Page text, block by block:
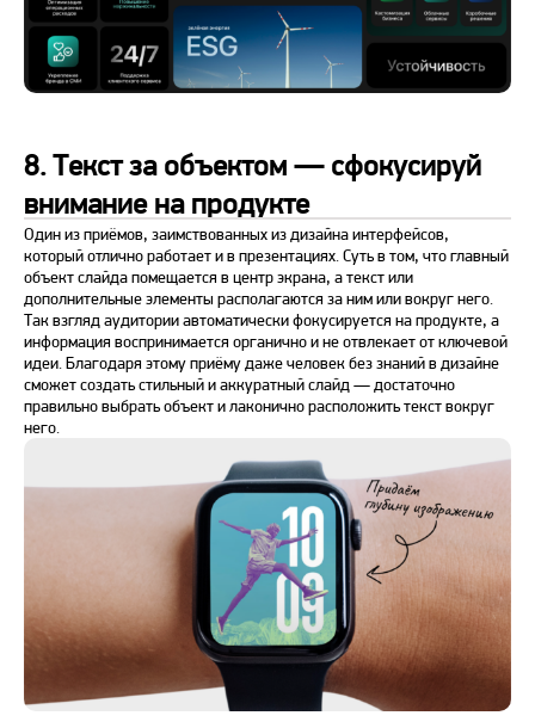
8. Текст за объектом — сфокусируй
внимание на продукте
Один из приёмов, заимствованных из дизайна интерфейсов,
который отлично работает и в презентациях. Суть в том, что главный
объект слайда помещается в центр экрана, а текст или
дополнительные элементы располагаются за ним или вокруг него.
Так взгляд аудитории автоматически фокусируется на продукте, а
информация воспринимается органично и не отвлекает от ключевой
идеи. Благодаря этому приёму даже человек без знаний в дизайне
сможет создать стильный и аккуратный слайд — достаточно
правильно выбрать объект и лаконично расположить текст вокруг
него.